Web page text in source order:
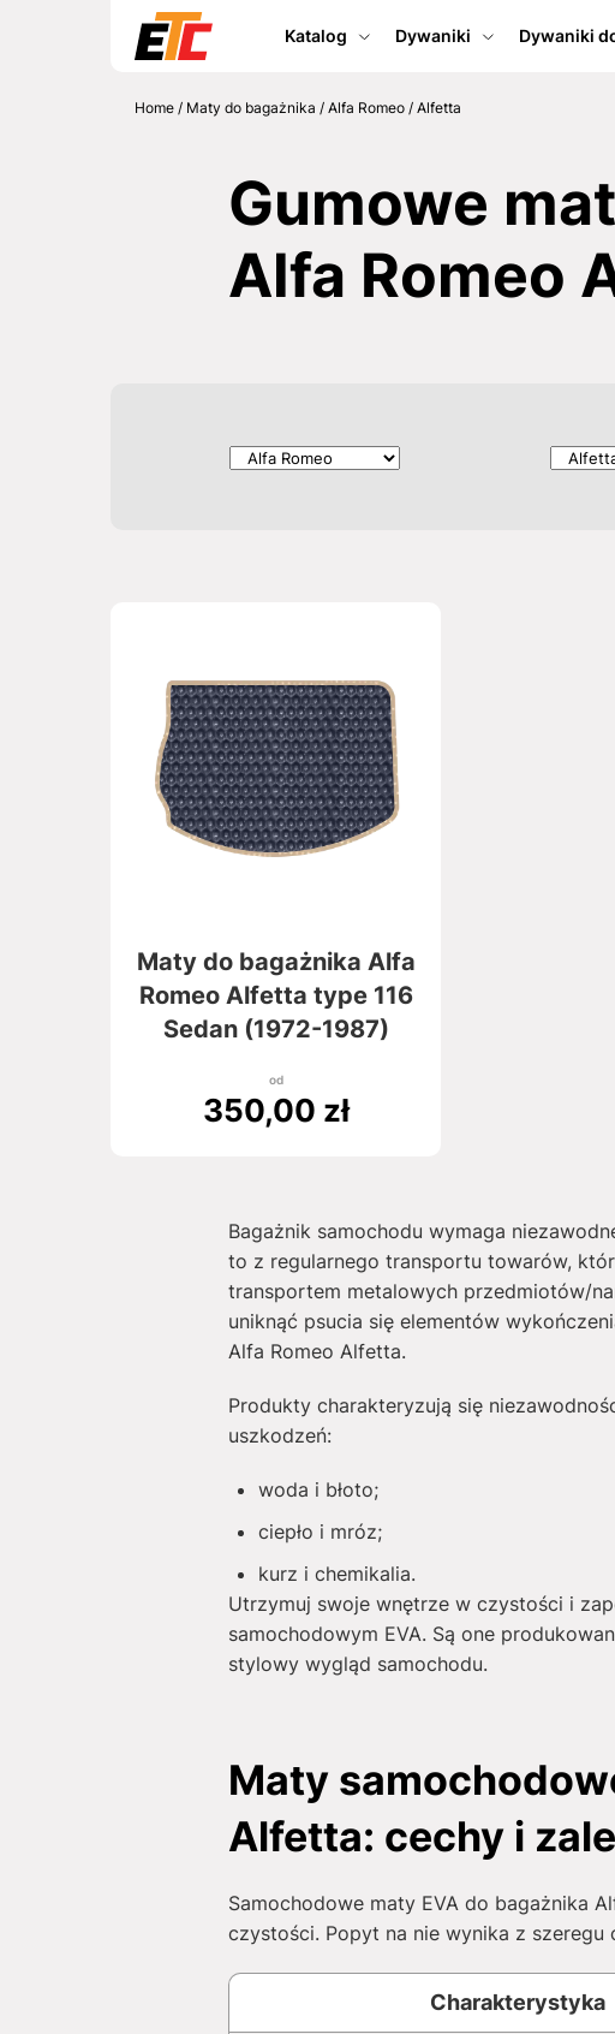
Katalog Dywaniki Dywaniki
Home / Maty do bagażnika / Alfa Romeo / Alfetta
Gumowe
Alfa Romeo
Maty do bagażnika Alfa
Romeo Alfetta type 116
Sedan (1972-1987)
od
350,00 zł
Bagażnik samochodu wymaga
to z regularnego transportu towarów,
transportem metalowych przedmiotów/
uniknąć psucia się elementów
Alfa Romeo Alfetta.
Produkty charakteryzują się
uszkodzeń:
woda i błoto;
ciepło i mróz;
kurz i chemikalia.
Utrzymuj swoje wnętrze w czystości i
samochodowym EVA. Są one
stylowy wygląd samochodu.
Maty
Alfetta: cechy i
Samochodowe maty EVA do bagażnika
czystości. Popyt na nie wynika z szeregu
Charakterystyka